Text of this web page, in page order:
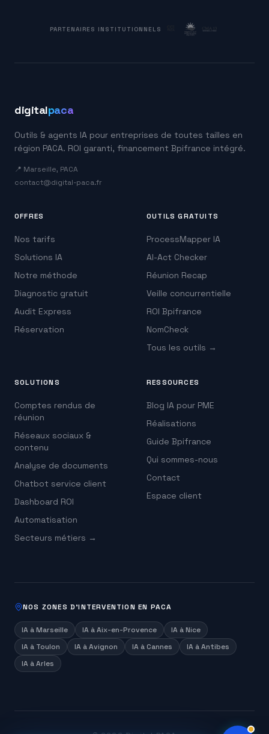
PARTENAIRES INSTITUTIONNELS
digitalpaca
Outils & agents IA pour entreprises de toutes tailles en
région PACA. ROI garanti, financement Bpifrance intégré.
📍 Marseille, PACA
contact@digital-paca.fr
OFFRES
Nos tarifs
Solutions IA
Notre méthode
Diagnostic gratuit
Audit Express
Réservation
OUTILS GRATUITS
ProcessMapper IA
AI-Act Checker
Réunion Recap
Veille concurrentielle
ROI Bpifrance
NomCheck
Tous les outils →
SOLUTIONS
Comptes rendus de
réunion
Réseaux sociaux &
contenu
Analyse de documents
Chatbot service client
Dashboard ROI
Automatisation
Secteurs métiers →
RESSOURCES
Blog IA pour PME
Réalisations
Guide Bpifrance
Qui sommes-nous
Contact
Espace client
NOS ZONES D'INTERVENTION EN PACA
IA àMarseille IA àAix-en-Provence IA àNice
IA à Toulon IA àAvignon IA àCannes IA àAntibes
IA àArles